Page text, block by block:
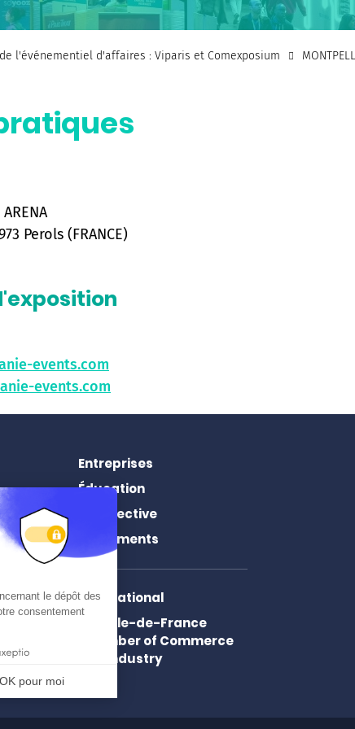
l'événementiel d'affaires : Viparis et Comexposium
Perols (FRANCE)
events.com
events.com
Entreprises
Éducation
Prospective
Événements
International
Paris Ile-de-France
Chamber of Commerce
and Industry